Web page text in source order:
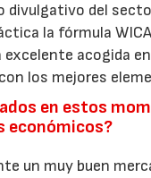
del
la fórmula
acogida
los mejores
en estos
económicos?
un muy buen